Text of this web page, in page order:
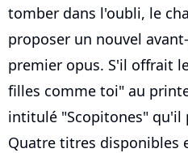
tomber dans l'oubli, le
proposer un nouvel
premier opus. S'il offrait
filles comme toi" au
intitulé "Scopitones" qu'il
Quatre titres disponibles